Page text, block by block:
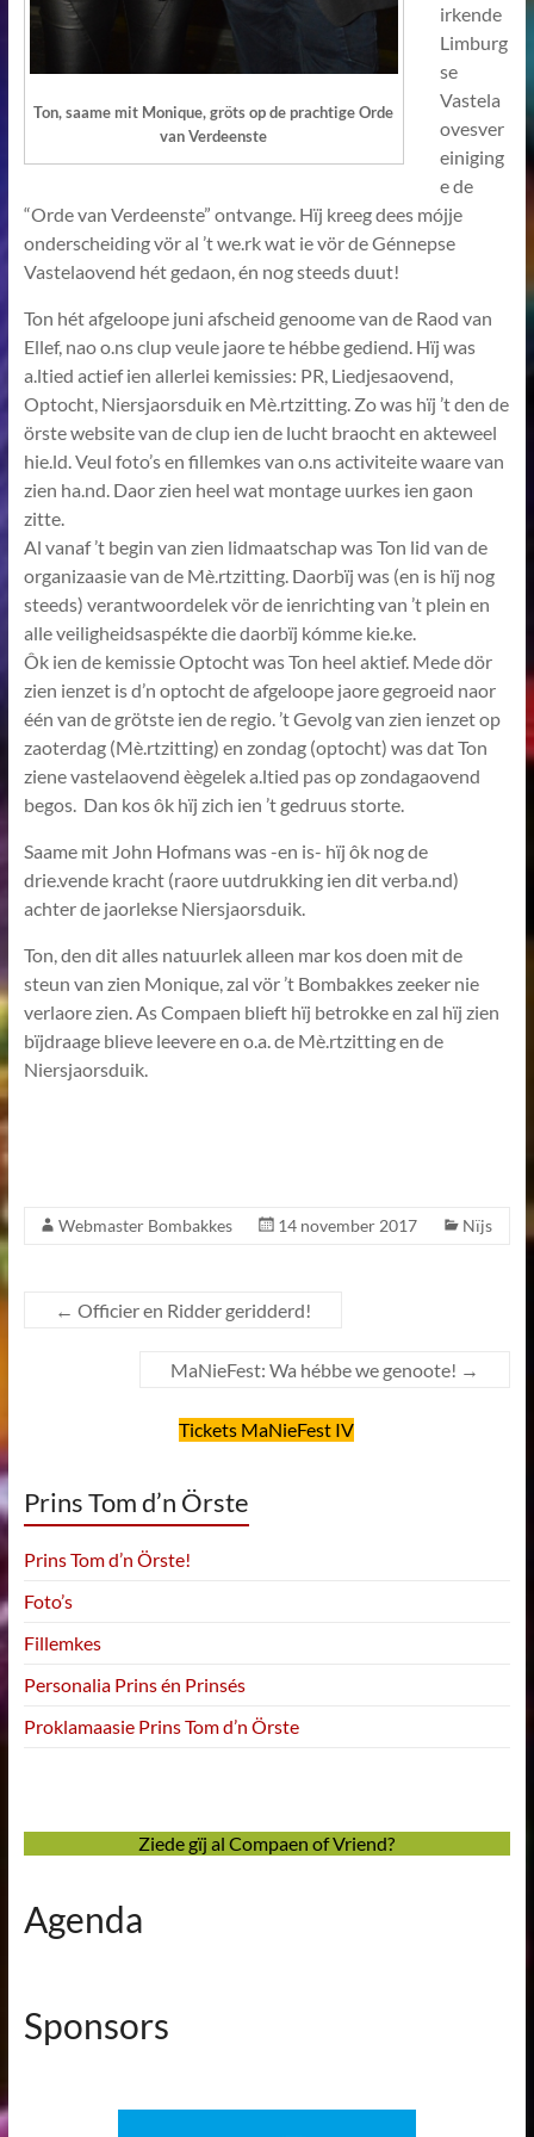
Ton, saame mit Monique, gröts op de prachtige Orde
van Verdeenste
irkende
Limburg
se
Vastela
ovesver
einiging
e de
“Orde van Verdeenste” ontvange. Hïj kreeg dees mójje
onderscheiding vör al ’t we.rk wat ie vör de Génnepse
Vastelaovend hét gedaon, én nog steeds duut!
Ton hét afgeloope juni afscheid genoome van de Raod van
Ellef, nao o.ns clup veule jaore te hébbe gediend. Hïj was
a.ltied actief ien allerlei kemissies: PR, Liedjesaovend,
Optocht, Niersjaorsduik en Mè.rtzitting. Zo was hïj ’t den de
örste website van de clup ien de lucht braocht en akteweel
hie.ld. Veul foto’s en fillemkes van o.ns activiteite waare van
zien ha.nd. Daor zien heel wat montage uurkes ien gaon
zitte.
Al vanaf ’t begin van zien lidmaatschap was Ton lid van de
organizaasie van de Mè.rtzitting. Daorbïj was (en is hïj nog
steeds) verantwoordelek vör de ienrichting van ’t plein en
alle veiligheidsaspékte die daorbïj kómme kie.ke.
Ôk ien de kemissie Optocht was Ton heel aktief. Mede dör
zien ienzet is d’n optocht de afgeloope jaore gegroeid naor
één van de grötste ien de regio. ’t Gevolg van zien ienzet op
zaoterdag (Mè.rtzitting) en zondag (optocht) was dat Ton
ziene vastelaovend èègelek a.ltied pas op zondagaovend
begos. Dan kos ôk hïj zich ien ’t gedruus storte.
Saame mit John Hofmans was -en is- hïj ôk nog de
drie.vende kracht (raore uutdrukking ien dit verba.nd)
achter de jaorlekse Niersjaorsduik.
Ton, den dit alles natuurlek alleen mar kos doen mit de
steun van zien Monique, zal vör ’t Bombakkes zeeker nie
verlaore zien. As Compaen blieft hïj betrokke en zal hïj zien
bïjdraage blieve leevere en o.a. de Mè.rtzitting en de
Niersjaorsduik.
Webmaster Bombakkes 14 november 2017 Nïjs
← Officier en Ridder geridderd!
MaNieFest: Wa hébbe we genoote! →
Tickets MaNieFest IV
Prins Tom d’n Örste
Prins Tom d’n Örste!
Foto’s
Fillemkes
Personalia Prins én Prinsés
Proklamaasie Prins Tom d’n Örste
Ziede gïj al Compaen of Vriend?
Agenda
Sponsors